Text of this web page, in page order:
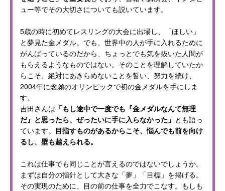
ュー等でその大切さについても説いています。
5歳の時に初めてレスリングの大会に出場し、「ほしい」
と夢見た金メダル。でも、世界中の人が手に入れるために
がんばっているのだから、ちょっとでも気を抜いた人間が
もらえるようなものではない。そのことを理解していたか
らこそ、絶対にあきらめないことを誓い、努力を続け、
2004年に念願のオリンピックで初の金メダルを手にしま
す。
吉田さんは 「もし途中で一度でも『金メダルなんて無理
だ』と思ったら、ぜったいに手に入らなかった」 とも語っ
ています。 目指すものがあるからこそ、悩んでも前を向け
るし、壁も越えられる。
これは仕事でも同じことが言えるのではないでしょうか。
まずは自分の指針として大きな「夢」「目標」を掲げる。
その実現のために、目の前の仕事を全力でこなす。もしも